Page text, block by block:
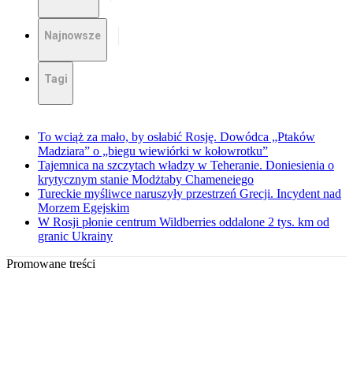
Najnowsze
Tagi
To wciąż za mało, by osłabić Rosję. Dowódca „Ptaków
Madziara” o „biegu wiewiórki w kołowrotku”
Tajemnica na szczytach władzy w Teheranie. Doniesienia o
krytycznym stanie Modżtaby Chameneiego
Tureckie myśliwce naruszyły przestrzeń Grecji. Incydent nad
Morzem Egejskim
W Rosji płonie centrum Wildberries oddalone 2 tys. km od
granic Ukrainy
Promowane treści